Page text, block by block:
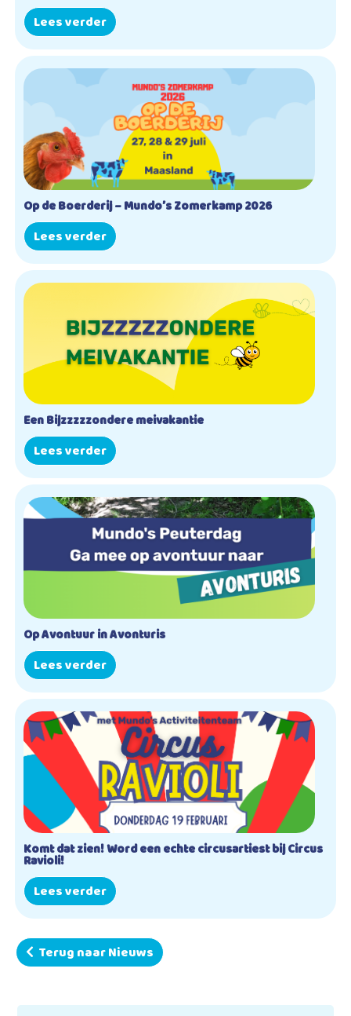
Lees verder
Op de Boerderij – Mundo’s Zomerkamp 2026
Lees verder
Een Bijzzzzzondere meivakantie
Lees verder
Op Avontuur in Avonturis
Lees verder
Komt dat zien! Word een echte circusartiest bij Circus
Ravioli!
Lees verder
Terug naar Nieuws